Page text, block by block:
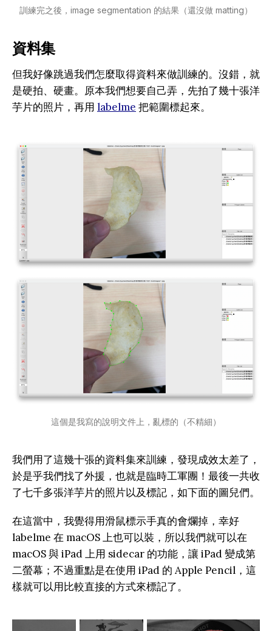
訓練完之後，image segmentation 的結果（還沒做 matting）
資料集
但我好像跳過我們怎麼取得資料來做訓練的。沒錯，就
是硬拍、硬畫。原本我們想要自己弄，先拍了幾十張洋
芋片的照片，再用 labelme 把範圍標起來。
這個是我寫的說明文件上，亂標的（不精細）
我們用了這幾十張的資料集來訓練，發現成效太差了，
於是乎我們找了外援，也就是臨時工軍團！最後一共收
了七千多張洋芋片的照片以及標記，如下面的圖兒們。
在這當中，我覺得用滑鼠標示手真的會爛掉，幸好
labelme 在 macOS 上也可以裝，所以我們就可以在
macOS 與 iPad 上用 sidecar 的功能，讓 iPad 變成第
二螢幕；不過重點是在使用 iPad 的 Apple Pencil，這
樣就可以用比較直接的方式來標記了。